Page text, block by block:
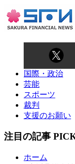
国際・政治
芸能
スポーツ
裁判
支援のお願い
注目の記事
ホーム